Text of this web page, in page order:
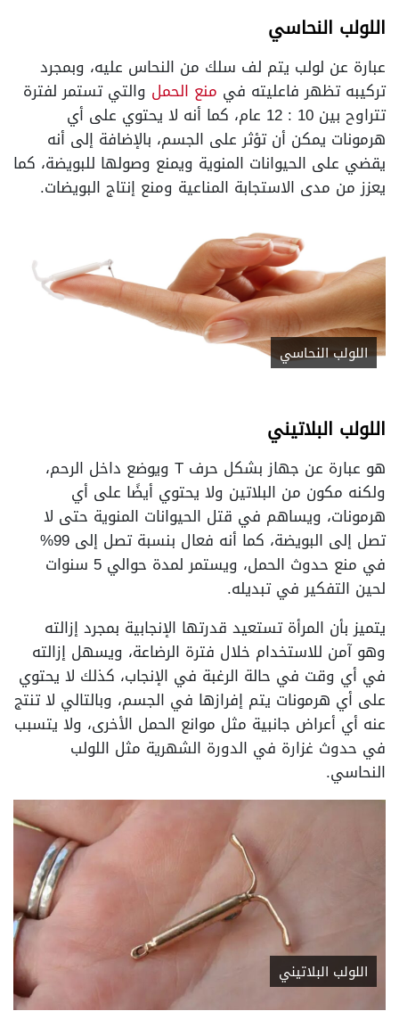
اللولب النحاسي
عبارة عن لولب يتم لف سلك من النحاس عليه، وبمجرد
تركيبه تظهر فاعليته في منع الحمل والتي تستمر لفترة
تتراوح بين 10 : 12 عام، كما أنه لا يحتوي على أي
هرمونات يمكن أن تؤثر على الجسم، بالإضافة إلى أنه
يقضي على الحيوانات المنوية ويمنع وصولها للبويضة، كما
يعزز من مدى الاستجابة المناعية ومنع إنتاج البويضات.
اللولب النحاسي
اللولب البلاتيني
هو عبارة عن جهاز بشكل حرف T ويوضع داخل الرحم،
ولكنه مكون من البلاتين ولا يحتوي أيضًا على أي
هرمونات، ويساهم في قتل الحيوانات المنوية حتى لا
تصل إلى البويضة، كما أنه فعال بنسبة تصل إلى 99%
في منع حدوث الحمل، ويستمر لمدة حوالي 5 سنوات
لحين التفكير في تبديله.
يتميز بأن المرأة تستعيد قدرتها الإنجابية بمجرد إزالته
وهو آمن للاستخدام خلال فترة الرضاعة، ويسهل إزالته
في أي وقت في حالة الرغبة في الإنجاب، كذلك لا يحتوي
على أي هرمونات يتم إفرازها في الجسم، وبالتالي لا تنتج
عنه أي أعراض جانبية مثل موانع الحمل الأخرى، ولا يتسبب
في حدوث غزارة في الدورة الشهرية مثل اللولب
النحاسي.
اللولب البلاتيني